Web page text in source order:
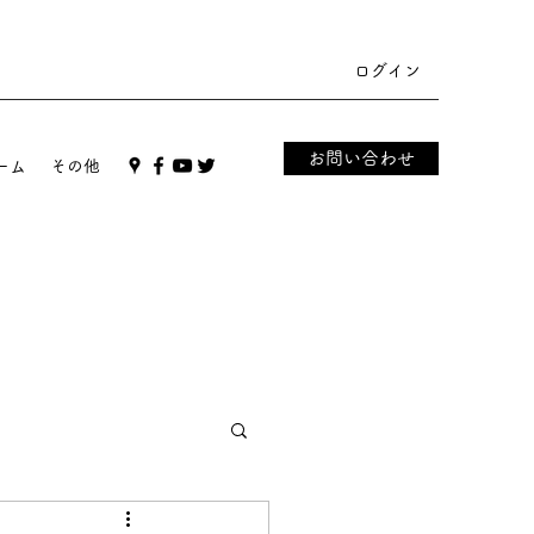
ログイン
ム その他 お問い合わせ